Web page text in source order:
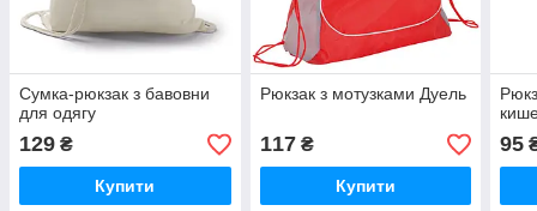
Сумка-рюкзак з бавовни
для одягу
129 ₴
Купити
Рюкзак з мотузками Дуель
117₴
Купити
95